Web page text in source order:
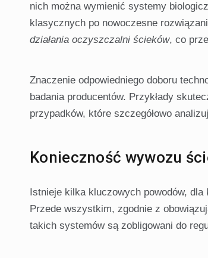
nich można wymienić systemy
klasycznych po nowoczesne
działania oczyszczalni ścieków, co
Znaczenie odpowiedniego doboru
badania producentów. Przykłady
przypadków, które szczegółowo
Konieczność wywozu
Istnieje kilka kluczowych powodów, dla
Przede wszystkim, zgodnie z
takich systemów są zobligowani do